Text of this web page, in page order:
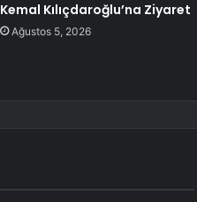
Kemal Kılıçdaroğlu’na Ziyaret
Ağustos 5, 2026